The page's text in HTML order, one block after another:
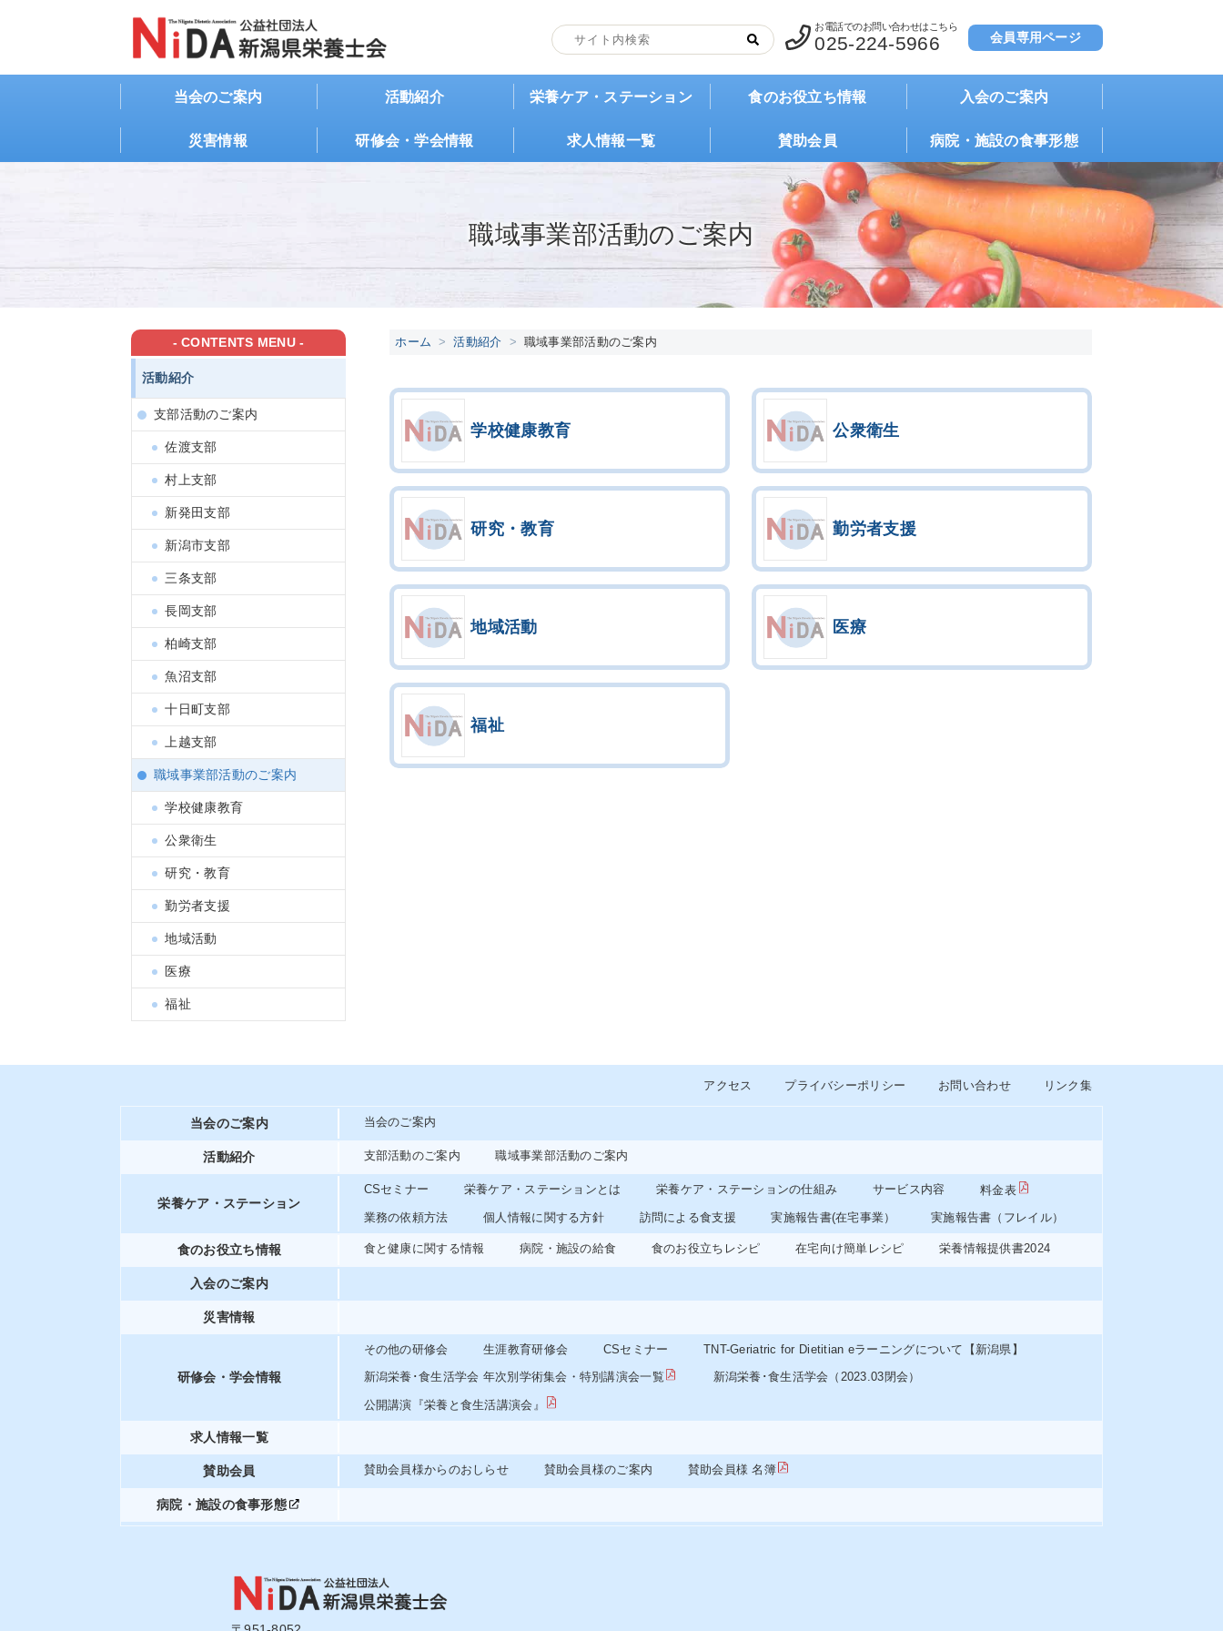
お電話でのお問い合わせはこちら
025-224-5966 会員専用ページ
当会のご案内 活動紹介 栄養ケア・ステーション 食のお役立ち情報 入会のご案内
災害情報 研修会・学会情報 求人情報一覧 賛助会員 病院・施設の食事形態
職域事業部活動のご案内
ホーム 活動紹介 職域事業部活動のご案内
学校健康教育 公衆衛生
研究・教育 勤労者支援
地域活動 医療
福祉
- CONTENTS MENU -
活動紹介
支部活動のご案内
佐渡支部
村上支部
新発田支部
新潟市支部
三条支部
長岡支部
柏崎支部
魚沼支部
十日町支部
上越支部
職域事業部活動のご案内
学校健康教育
公衆衛生
研究・教育
勤労者支援
地域活動
医療
福祉
当会のご案内 当会のご案内
活動紹介 支部活動のご案内 職域事業部活動のご案内
栄養ケア・ステーション
CSセミナー 栄養ケア・ステーションとは 栄養ケア・ステーションの仕組み サービス内容 料金表
業務の依頼方法 個人情報に関する方針 訪問による食支援 実施報告書(在宅事業） 実施報告書（フレイル）
食のお役立ち情報 食と健康に関する情報 病院・施設の給食 食のお役立ちレシピ 在宅向け簡単レシピ 栄養情報提供書2024
入会のご案内
災害情報
研修会・学会情報
その他の研修会 生涯教育研修会 CSセミナー TNT-Geriatric for Dietitian eラーニングについて【新潟県】
新潟栄養･食生活学会 年次別学術集会・特別講演会一覧 新潟栄養･食生活学会（2023.03閉会）
公開講演『栄養と食生活講演会』
求人情報一覧
賛助会員 賛助会員様からのおしらせ 賛助会員様のご案内 賛助会員様 名簿
病院・施設の食事形態
アクセス プライバシーポリシー お問い合わせ リンク集